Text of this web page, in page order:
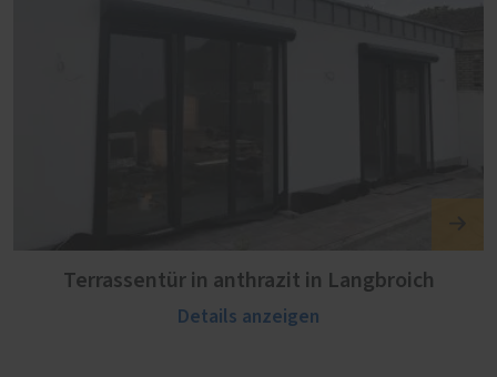
Terrassentür in anthrazit in Langbroich
Details anzeigen